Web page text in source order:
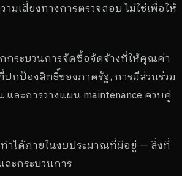
มเสี่ยงทางการตรวจสอบ ไม่ใช่เพื่อให้
กระบวนการจัดซื้อจัดจ้างที่ให้คุณค่า
ป้องสิทธิ์ของภาครัฐ, การมีส่วนร่วม
ละการวางแผน maintenance ควบคู่
ำได้ภายในงบประมาณที่มีอยู่ — สิ่งที่
ะกระบวนการ